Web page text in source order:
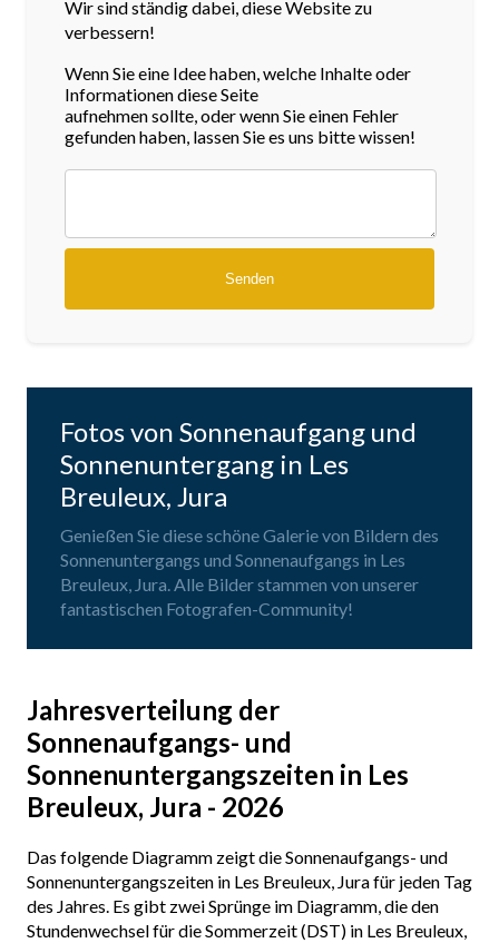
Wir sind ständig dabei, diese Website zu
verbessern!
Wenn Sie eine Idee haben, welche Inhalte oder
Informationen diese Seite
aufnehmen sollte, oder wenn Sie einen Fehler
gefunden haben, lassen Sie es uns bitte wissen!
Fotos von Sonnenaufgang und
Sonnenuntergang in Les
Breuleux, Jura
Genießen Sie diese schöne Galerie von Bildern des
Sonnenuntergangs und Sonnenaufgangs in Les
Breuleux, Jura. Alle Bilder stammen von unserer
fantastischen Fotografen-Community!
Jahresverteilung der
Sonnenaufgangs- und
Sonnenuntergangszeiten in Les
Breuleux, Jura - 2026
Das folgende Diagramm zeigt die Sonnenaufgangs- und
Sonnenuntergangszeiten in Les Breuleux, Jura für jeden Tag
des Jahres. Es gibt zwei Sprünge im Diagramm, die den
Stundenwechsel für die Sommerzeit (DST) in Les Breuleux,